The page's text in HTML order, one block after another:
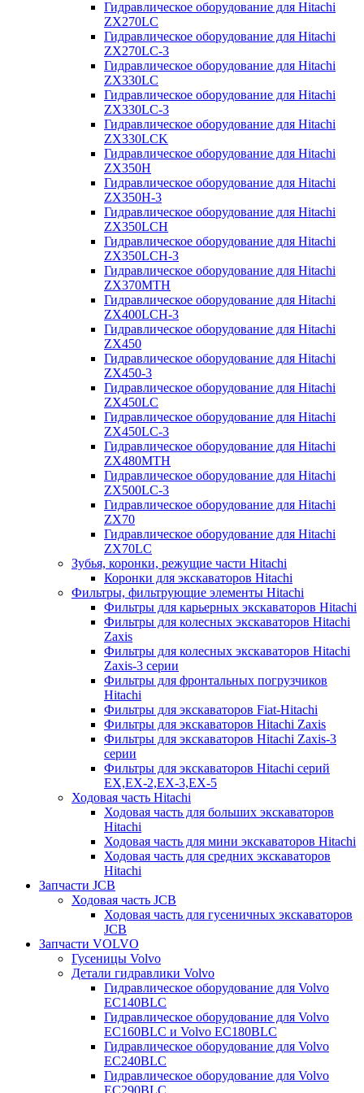
Гидравлическое оборудование для Hitachi
ZX270LC
Гидравлическое оборудование для Hitachi
ZX270LC-3
Гидравлическое оборудование для Hitachi
ZX330LC
Гидравлическое оборудование для Hitachi
ZX330LC-3
Гидравлическое оборудование для Hitachi
ZX330LCK
Гидравлическое оборудование для Hitachi
ZX350H
Гидравлическое оборудование для Hitachi
ZX350H-3
Гидравлическое оборудование для Hitachi
ZX350LCH
Гидравлическое оборудование для Hitachi
ZX350LCH-3
Гидравлическое оборудование для Hitachi
ZX370MTH
Гидравлическое оборудование для Hitachi
ZX400LCH-3
Гидравлическое оборудование для Hitachi
ZX450
Гидравлическое оборудование для Hitachi
ZX450-3
Гидравлическое оборудование для Hitachi
ZX450LC
Гидравлическое оборудование для Hitachi
ZX450LC-3
Гидравлическое оборудование для Hitachi
ZX480MTH
Гидравлическое оборудование для Hitachi
ZX500LC-3
Гидравлическое оборудование для Hitachi
ZX70
Гидравлическое оборудование для Hitachi
ZX70LC
Зубья, коронки, режущие части Hitachi
Коронки для экскаваторов Hitachi
Фильтры, фильтрующие элементы Hitachi
Фильтры для карьерных экскаваторов Hitachi
Фильтры для колесных экскаваторов Hitachi
Zaxis
Фильтры для колесных экскаваторов Hitachi
Zaxis-3 серии
Фильтры для фронтальных погрузчиков
Hitachi
Фильтры для экскаваторов Fiat-Hitachi
Фильтры для экскаваторов Hitachi Zaxis
Фильтры для экскаваторов Hitachi Zaxis-3
серии
Фильтры для экскаваторов Hitachi серий
EX,EX-2,EX-3,EX-5
Ходовая часть Hitachi
Ходовая часть для больших экскаваторов
Hitachi
Ходовая часть для мини экскаваторов Hitachi
Ходовая часть для средних экскаваторов
Hitachi
Запчасти JCB
Ходовая часть JCB
Ходовая часть для гусеничных экскаваторов
JCB
Запчасти VOLVO
Гусеницы Volvo
Детали гидравлики Volvo
Гидравлическое оборудование для Volvo
EC140BLC
Гидравлическое оборудование для Volvo
EC160BLC и Volvo EC180BLC
Гидравлическое оборудование для Volvo
EC240BLC
Гидравлическое оборудование для Volvo
EC290BLC